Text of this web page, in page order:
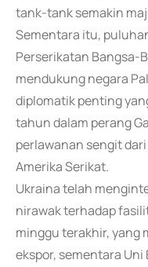
tank-tank semakin
Sementara itu,
Perserikatan Bangsa-
mendukung negara
diplomatik penting
tahun dalam perang
perlawanan sengit
Amerika Serikat.
Ukraina telah
nirawak terhadap
minggu terakhir, yang
ekspor, sementara